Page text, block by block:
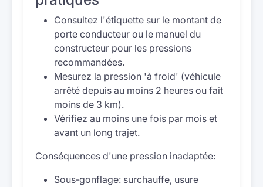
Consultez l'étiquette sur le montant de
porte conducteur ou le manuel du
constructeur pour les pressions
recommandées.
Mesurez la pression 'à froid' (véhicule
arrêté depuis au moins 2 heures ou fait
moins de 3 km).
Vérifiez au moins une fois par mois et
avant un long trajet.
Conséquences d'une pression inadaptée:
Sous‑gonflage: surchauffe, usure